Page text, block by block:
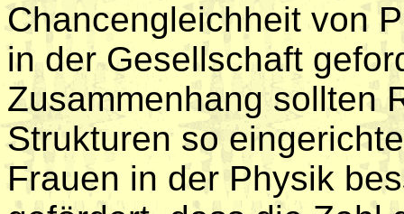
Chancengleichheit von
in der Gesellschaft
Zusammenhang sollten
Strukturen so
Frauen in der Physik